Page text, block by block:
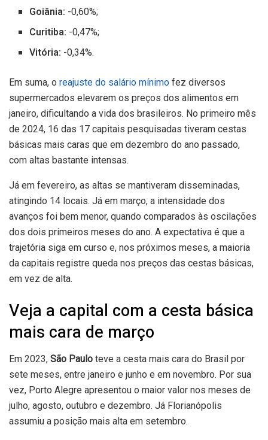
Goiânia: -0,60%;
Curitiba: -0,47%;
Vitória: -0,34%.
Em suma, o reajuste do salário mínimo fez diversos
supermercados elevarem os preços dos alimentos em
janeiro, dificultando a vida dos brasileiros. No primeiro mês
de 2024, 16 das 17 capitais pesquisadas tiveram cestas
básicas mais caras que em dezembro do ano passado,
com altas bastante intensas.
Já em fevereiro, as altas se mantiveram disseminadas,
atingindo 14 locais. Já em março, a intensidade dos
avanços foi bem menor, quando comparados às oscilações
dos dois primeiros meses do ano. A expectativa é que a
trajetória siga em curso e, nos próximos meses, a maioria
da capitais registre queda nos preços das cestas básicas,
em vez de alta.
Veja a capital com a cesta básica
mais cara de março
Em 2023, São Paulo teve a cesta mais cara do Brasil por
sete meses, entre janeiro e junho e em novembro. Por sua
vez, Porto Alegre apresentou o maior valor nos meses de
julho, agosto, outubro e dezembro. Já Florianópolis
assumiu a posição mais alta em setembro.